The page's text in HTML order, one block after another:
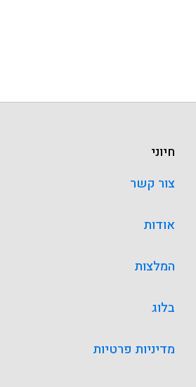
חיוני
צור קשר
אודות
המלצות
בלוג
מדיניות פרטיות